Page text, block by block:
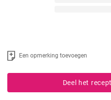
Een opmerking toevoegen
Deel het